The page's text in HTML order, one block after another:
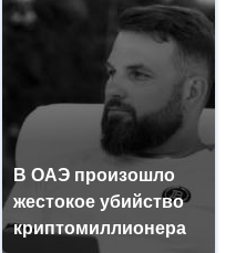
В ОАЭ произошло
жестокое убийство
криптомиллионера